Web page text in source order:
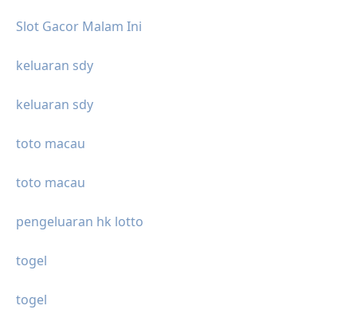
Slot Gacor Malam Ini
keluaran sdy
keluaran sdy
toto macau
toto macau
pengeluaran hk lotto
togel
togel